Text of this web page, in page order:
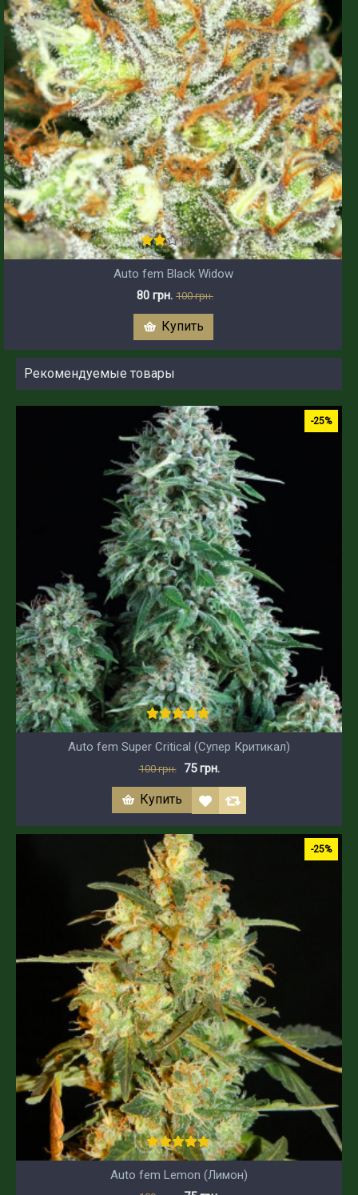
Auto fem Black Widow
80 грн. 100 грн.
Купить
Рекомендуемые товары
-25%
Auto fem Super Critical (Супер Критикал)
100 грн. 75 грн.
Купить
-25%
Auto fem Lemon (Лимон)